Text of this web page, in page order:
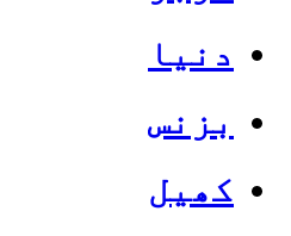
دنیا
بزنس
کھیل